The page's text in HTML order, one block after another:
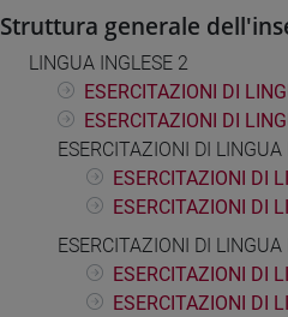
Struttura generale
LINGUA INGLESE 2
ESERCITAZIONI DI
ESERCITAZIONI DI
ESERCITAZIONI DI
ESERCITAZIONI DI
ESERCITAZIONI DI
ESERCITAZIONI DI
ESERCITAZIONI DI
ESERCITAZIONI DI